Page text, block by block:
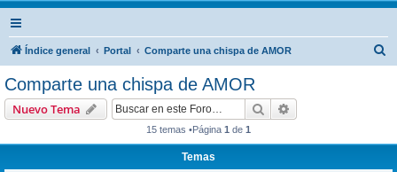
Índice general Portal Comparte una chispa de AMOR
Comparte una chispa de AMOR
Nuevo Tema Buscar
15 temas •Página 1 de 1
Temas